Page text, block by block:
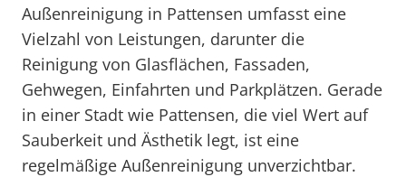
Außenreinigung in Pattensen umfasst eine
Vielzahl von Leistungen, darunter die
Reinigung von Glasflächen, Fassaden,
Gehwegen, Einfahrten und Parkplätzen. Gerade
in einer Stadt wie Pattensen, die viel Wert auf
Sauberkeit und Ästhetik legt, ist eine
regelmäßige Außenreinigung unverzichtbar.